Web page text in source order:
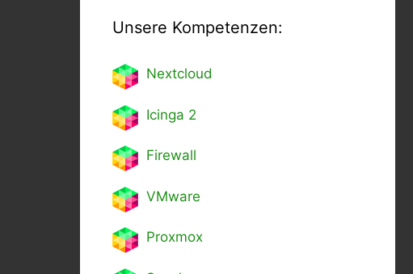
Unsere Kompetenzen:
Nextcloud
Icinga 2
Firewall
VMware
Proxmox